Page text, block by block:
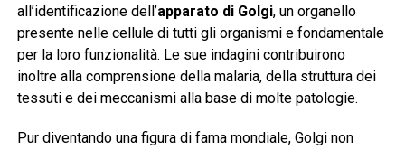
all’identificazione dell’apparato di Golgi, un organello
presente nelle cellule di tutti gli organismi e fondamentale
per la loro funzionalità. Le sue indagini contribuirono
inoltre alla comprensione della malaria, della struttura dei
tessuti e dei meccanismi alla base di molte patologie.
Pur diventando una figura di fama mondiale, Golgi non